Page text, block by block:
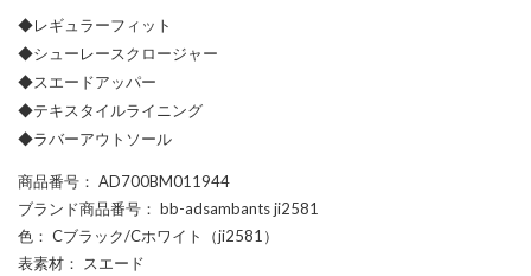
◆レギュラーフィット
◆シューレースクロージャー
◆スエードアッパー
◆テキスタイルライニング
◆ラバーアウトソール
商品番号 ： AD700BM011944
ブランド商品番号 ： bb-adsambants ji2581
色 ： Cブラック/Cホワイト（ji2581）
表素材 ： スエード